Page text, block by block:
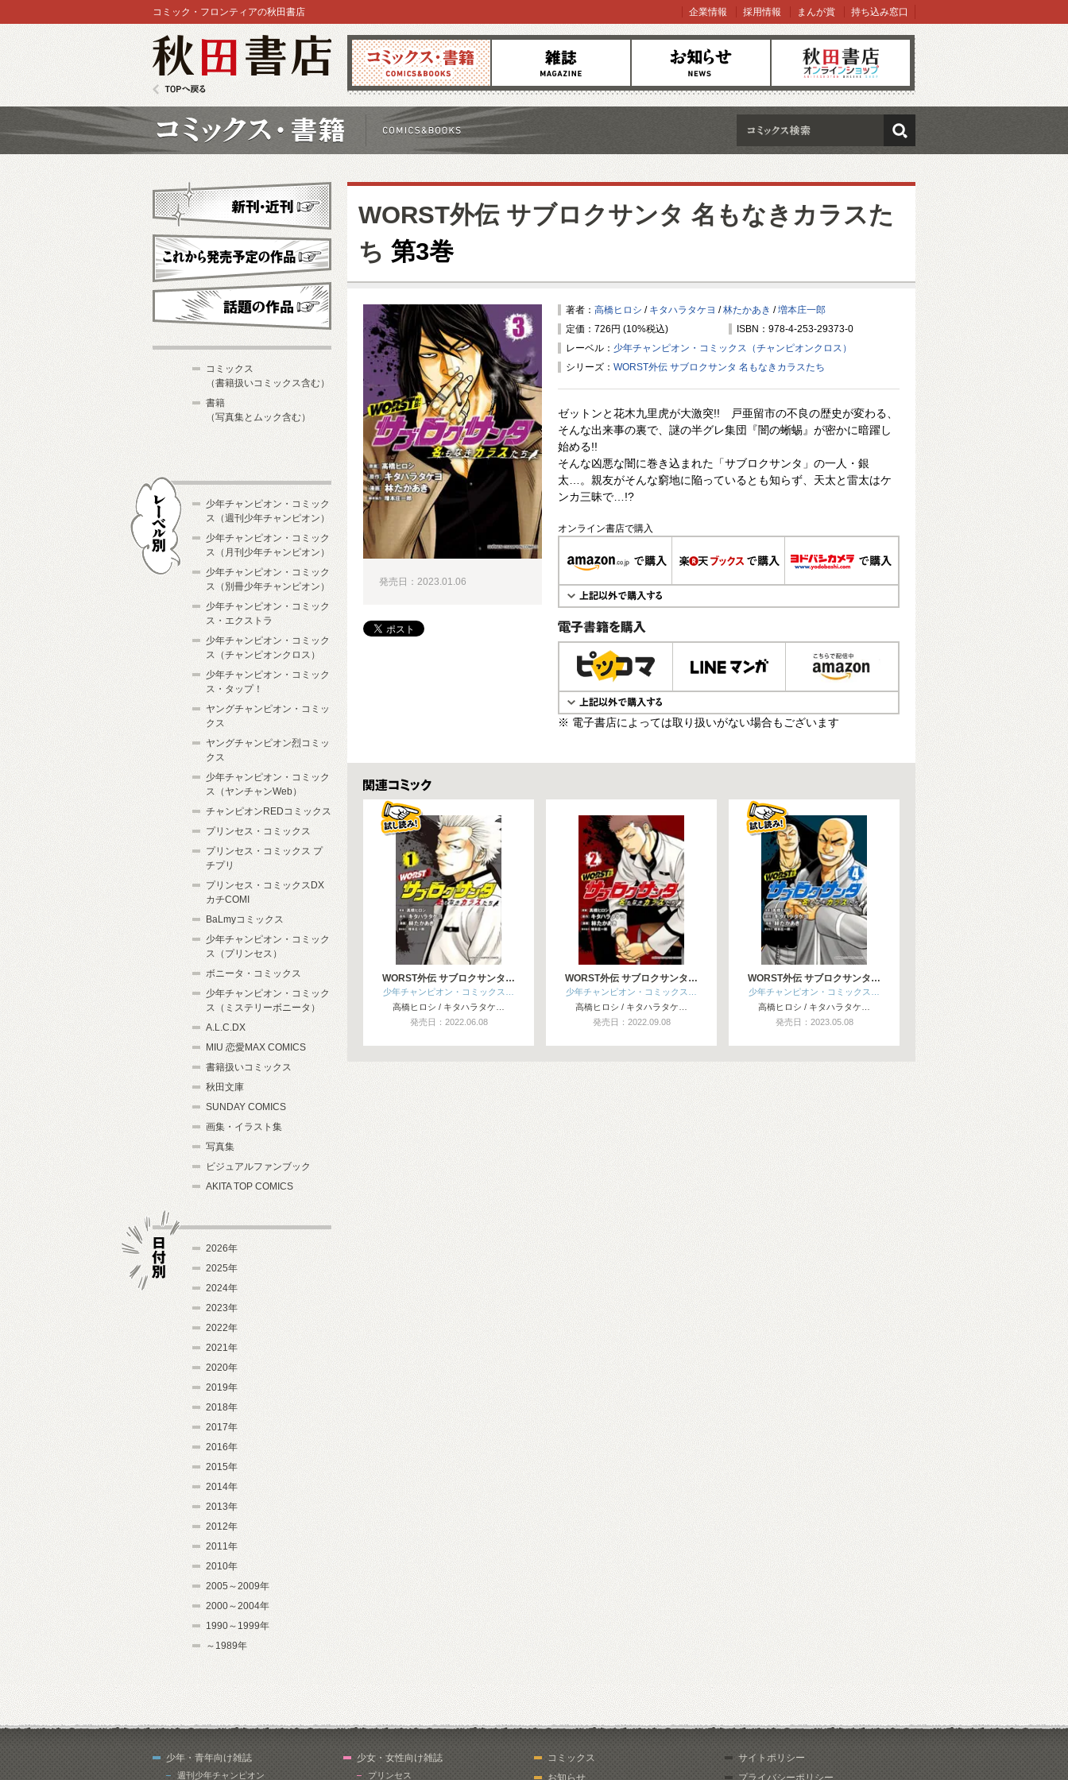
コミックス 雑誌 お知らせ オンラインショップ
コミック・フロンティアの秋田書店 企業情報 採用情報 まんが賞 持ち込み窓口
検索
WORST外伝 サブロクサンタ 名もなきカラスた
ち 第3巻
著者： 高橋ヒロシ / キタハラタケヨ /林たかあき /増本庄一郎
定価：726円 (10%税込)
ISBN：978-4-253-29373-0
レーベル： 少年チャンピオン・コミックス（チャンピオンクロス）
シリーズ： WORST外伝 サブロクサンタ 名もなきカラスたち
ゼットンと花木九里虎が大激突!! 戸亜留市の不良の歴史が変わる、
そんな出来事の裏で、謎の半グレ集団『闇の蜥蜴』が密かに暗躍し
始める!!
そんな凶悪な闇に巻き込まれた「サブロクサンタ」の一人・銀
太…。親友がそんな窮地に陥っているとも知らず、天太と雷太はケ
ンカ三昧で…!?
オンライン書店で購入
電子書籍で購入
※ 電子書店によっては取り扱いがない場合もございます
発売日：2023.01.06
関連コミックス
WORST外伝 サブロクサンタ…
少年チャンピオン・コミックス…
高橋ヒロシ / キタハラタケ…
発売日：2022.06.08
WORST外伝 サブロクサンタ…
少年チャンピオン・コミックス…
高橋ヒロシ / キタハラタケ…
発売日：2022.09.08
WORST外伝 サブロクサンタ…
少年チャンピオン・コミックス…
高橋ヒロシ / キタハラタケ…
発売日：2023.05.08
新刊・近刊
これから発売予定
コミックス
（書籍扱いコミックス含む）
書籍
（写真集とムック含む）
少年チャンピオン・コミック
ス（週刊少年チャンピオン）
少年チャンピオン・コミック
ス（月刊少年チャンピオン）
少年チャンピオン・コミック
ス（別冊少年チャンピオン）
少年チャンピオン・コミック
ス・エクストラ
少年チャンピオン・コミック
ス（チャンピオンクロス）
少年チャンピオン・コミック
ス・タップ！
ヤングチャンピオン・コミッ
クス
ヤングチャンピオン烈コミッ
クス
少年チャンピオン・コミック
ス（ヤンチャンWeb）
チャンピオンREDコミックス
プリンセス・コミックス
プリンセス・コミックス プ
チプリ
プリンセス・コミックスDX
カチCOMI
BaLmyコミックス
少年チャンピオン・コミック
ス（プリンセス）
ボニータ・コミックス
少年チャンピオン・コミック
ス（ミステリーボニータ）
A.L.C.DX
MIU 恋愛MAX COMICS
書籍扱いコミックス
秋田文庫
SUNDAY COMICS
画集・イラスト集
写真集
ビジュアルファンブック
AKITA TOP COMICS
2026年
2025年
2024年
2023年
2022年
2021年
2020年
2019年
2018年
2017年
2016年
2015年
2014年
2013年
2012年
2011年
2010年
2005～2009年
2000～2004年
1990～1999年
～1989年
少年・青年向け雑誌
週刊少年チャンピオン
少女・女性向け雑誌
プリンセス
コミックス
お知らせ
サイトポリシー
プライバシーポリシー